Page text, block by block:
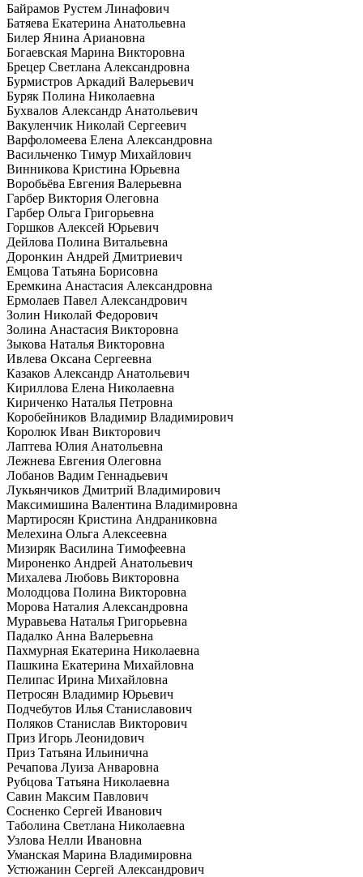
Байрамов Рустем Линафович
Батяева Екатерина Анатольевна
Билер Янина Ариановна
Богаевская Марина Викторовна
Брецер Светлана Александровна
Бурмистров Аркадий Валерьевич
Буряк Полина Николаевна
Бухвалов Александр Анатольевич
Вакуленчик Николай Сергеевич
Варфоломеева Елена Александровна
Васильченко Тимур Михайлович
Винникова Кристина Юрьевна
Воробьёва Евгения Валерьевна
Гарбер Виктория Олеговна
Гарбер Ольга Григорьевна
Горшков Алексей Юрьевич
Дейлова Полина Витальевна
Доронкин Андрей Дмитриевич
Емцова Татьяна Борисовна
Еремкина Анастасия Александровна
Ермолаев Павел Александрович
Золин Николай Федорович
Золина Анастасия Викторовна
Зыкова Наталья Викторовна
Ивлева Оксана Сергеевна
Казаков Александр Анатольевич
Кириллова Елена Николаевна
Кириченко Наталья Петровна
Коробейников Владимир Владимирович
Королюк Иван Викторович
Лаптева Юлия Анатольевна
Лежнева Евгения Олеговна
Лобанов Вадим Геннадьевич
Лукьянчиков Дмитрий Владимирович
Максимишина Валентина Владимировна
Мартиросян Кристина Андраниковна
Мелехина Ольга Алексеевна
Мизиряк Василина Тимофеевна
Мироненко Андрей Анатольевич
Михалева Любовь Викторовна
Молодцова Полина Викторовна
Морова Наталия Александровна
Муравьева Наталья Григорьевна
Падалко Анна Валерьевна
Пахмурная Екатерина Николаевна
Пашкина Екатерина Михайловна
Пелипас Ирина Михайловна
Петросян Владимир Юрьевич
Подчебутов Илья Станиславович
Поляков Станислав Викторович
Приз Игорь Леонидович
Приз Татьяна Ильинична
Речапова Луиза Анваровна
Рубцова Татьяна Николаевна
Савин Максим Павлович
Сосненко Сергей Иванович
Таболина Светлана Николаевна
Узлова Нелли Ивановна
Уманская Марина Владимировна
Устюжанин Сергей Александрович